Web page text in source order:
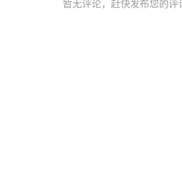
暂无评论，赶快发布您的评